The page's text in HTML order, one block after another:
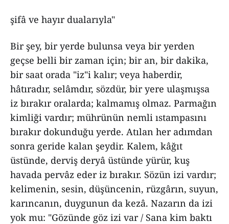
şifâ ve hayır dualarıyla"
Bir şey, bir yerde bulunsa veya bir yerden
geçse belli bir zaman için; bir an, bir dakika,
bir saat orada "iz"i kalır; veya haberdir,
hâtıradır, selâmdır, sözdür, bir yere ulaşmışsa
iz bırakır oralarda; kalmamış olmaz. Parmağın
kimliği vardır; mührünün nemli ıstampasını
bırakır dokunduğu yerde. Atılan her adımdan
sonra geride kalan şeydir. Kalem, kâğıt
üstünde, derviş deryâ üstünde yürür, kuş
havada pervâz eder iz bırakır. Sözün izi vardır;
kelimenin, sesin, düşüncenin, rüzgârın, suyun,
karıncanın, duygunun da kezâ. Nazarın da izi
yok mu: "Gözünde göz izi var / Sana kim baktı